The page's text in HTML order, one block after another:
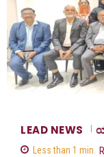
LEAD NEWS
Less than 1 min.